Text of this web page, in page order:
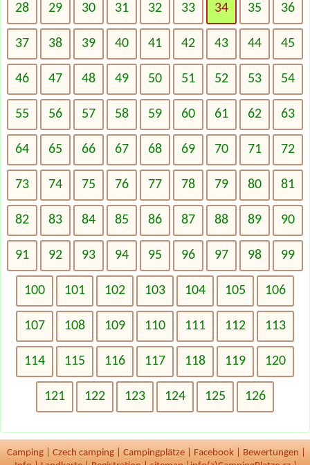
28 29 30 31 32 33 34 35 36
37 38 39 40 41 42 43 44 45
46 47 48 49 50 51 52 53 54
55 56 57 58 59 60 61 62 63
64 65 66 67 68 69 70 71 72
73 74 75 76 77 78 79 80 81
82 83 84 85 86 87 88 89 90
91 92 93 94 95 96 97 98 99
100 101 102 103 104 105 106
107 108 109 110 111 112 113
114 115 116 117 118 119 120
121 122 123 124 125 126
Camping Czech camping Campingplätze Facebook Bewertungen